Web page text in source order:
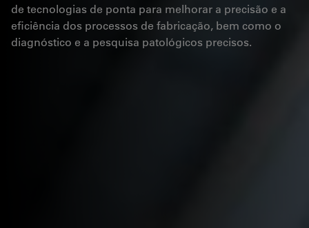
de tecnologias de ponta para melhorar a precisão e a
eficiência dos processos de fabricação, bem como o
diagnóstico e a pesquisa patológicos precisos.